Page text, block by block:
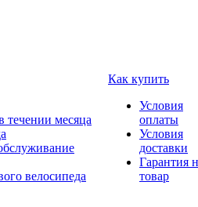
течении месяца
велосипеда
Как купить
Условия
оплаты
Условия
доставки
Гарантия
товар